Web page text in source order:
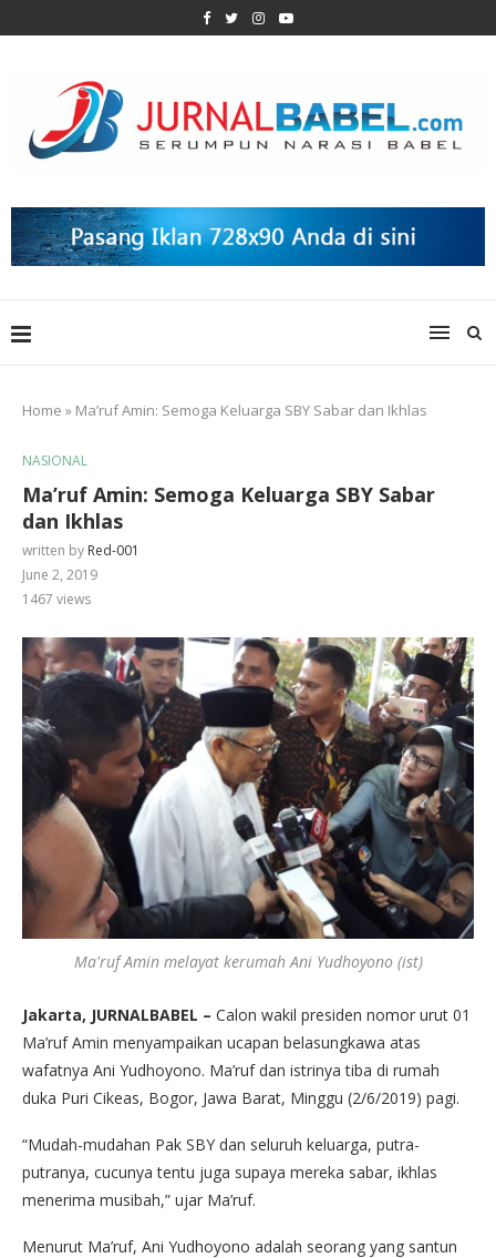
Home » Ma’ruf Amin: Semoga Keluarga SBY Sabar dan Ikhlas
NASIONAL
Ma’ruf Amin: Semoga Keluarga SBY Sabar
dan Ikhlas
written by Red-001
June 2, 2019
1467 views
Ma'ruf Amin melayat kerumah Ani Yudhoyono (ist)
Jakarta, JURNALBABEL – Calon wakil presiden nomor urut 01
Ma’ruf Amin menyampaikan ucapan belasungkawa atas
wafatnya Ani Yudhoyono. Ma’ruf dan istrinya tiba di rumah
duka Puri Cikeas, Bogor, Jawa Barat, Minggu (2/6/2019) pagi.
“Mudah-mudahan Pak SBY dan seluruh keluarga, putra-
putranya, cucunya tentu juga supaya mereka sabar, ikhlas
menerima musibah,” ujar Ma’ruf.
Menurut Ma’ruf, Ani Yudhoyono adalah seorang yang santun